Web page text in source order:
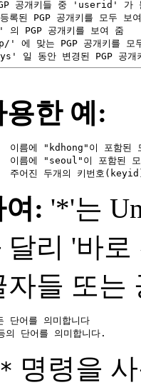
공개키들 중 'userid'
PGP 공개키를 모두 보
공개키를 보여 줌
맞는 PGP 공개키를 모
용한 예:
름에 "kdhong"이 포함된
름에 "seoul"이 포함된 모
여: '*'는
리 '바로
들 또는
명령을